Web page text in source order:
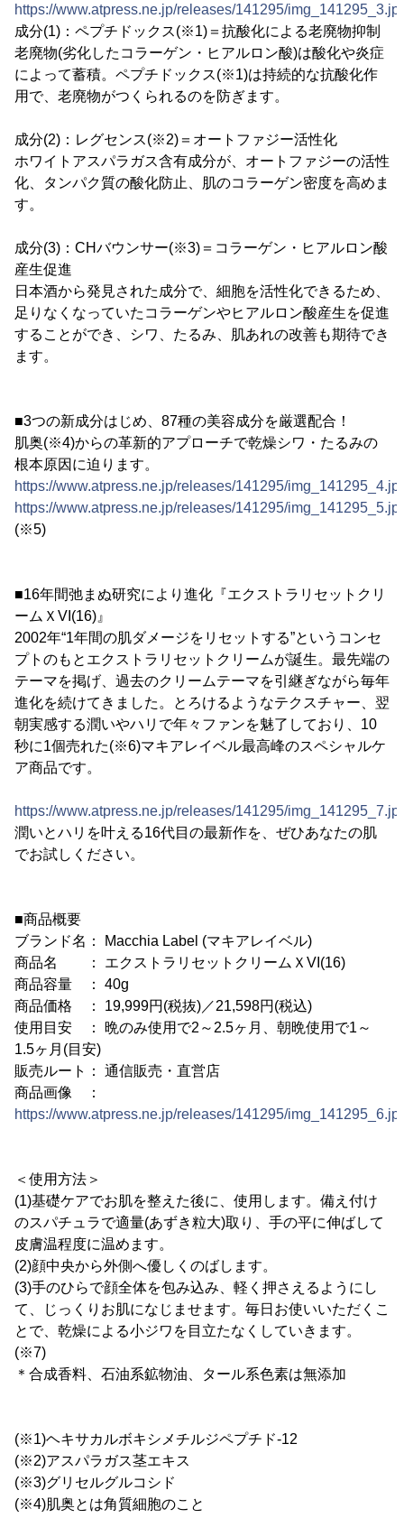
https://www.atpress.ne.jp/releases/141295/
成分(1)：ペプチドックス(※1)＝抗酸化による老廃物抑制
老廃物(劣化したコラーゲン・ヒアルロン酸)は酸化や炎症
によって蓄積。ペプチドックス(※1)は持続的な抗酸化作
用で、老廃物がつくられるのを防ぎます。
成分(2)：レグセンス(※2)＝オートファジー活性化
ホワイトアスパラガス含有成分が、オートファジーの活性
化、タンパク質の酸化防止、肌のコラーゲン密度を高めま
す。
成分(3)：CHバウンサー(※3)＝コラーゲン・ヒアルロン酸
産生促進
日本酒から発見された成分で、細胞を活性化できるため、
足りなくなっていたコラーゲンやヒアルロン酸産生を促進
することができ、シワ、たるみ、肌あれの改善も期待でき
ます。
■3つの新成分はじめ、87種の美容成分を厳選配合！
肌奥(※4)からの革新的アプローチで乾燥シワ・たるみの
根本原因に迫ります。
https://www.atpress.ne.jp/releases/141295/
https://www.atpress.ne.jp/releases/141295/
(※5)
■16年間弛まぬ研究により進化『エクストラリセットクリ
ームＸVI(16)』
2002年“1年間の肌ダメージをリセットする”というコンセ
プトのもとエクストラリセットクリームが誕生。最先端の
テーマを掲げ、過去のクリームテーマを引継ぎながら毎年
進化を続けてきました。とろけるようなテクスチャー、翌
朝実感する潤いやハリで年々ファンを魅了しており、10
秒に1個売れた(※6)マキアレイベル最高峰のスペシャルケ
ア商品です。
https://www.atpress.ne.jp/releases/141295/
潤いとハリを叶える16代目の最新作を、ぜひあなたの肌
でお試しください。
■商品概要
ブランド名： Macchia Label (マキアレイベル)
商品名 ： エクストラリセットクリームＸVI(16)
商品容量 ： 40g
商品価格 ： 19,999円(税抜)／21,598円(税込)
使用目安 ： 晩のみ使用で2～2.5ヶ月、朝晩使用で1～
1.5ヶ月(目安)
販売ルート： 通信販売・直営店
商品画像 ：
https://www.atpress.ne.jp/releases/141295/
＜使用方法＞
(1)基礎ケアでお肌を整えた後に、使用します。備え付け
のスパチュラで適量(あずき粒大)取り、手の平に伸ばして
皮膚温程度に温めます。
(2)顔中央から外側へ優しくのばします。
(3)手のひらで顔全体を包み込み、軽く押さえるようにし
て、じっくりお肌になじませます。毎日お使いいただくこ
とで、乾燥による小ジワを目立たなくしていきます。
(※7)
＊合成香料、石油系鉱物油、タール系色素は無添加
(※1)ヘキサカルボキシメチルジペプチド-12
(※2)アスパラガス茎エキス
(※3)グリセルグルコシド
(※4)肌奥とは角質細胞のこと